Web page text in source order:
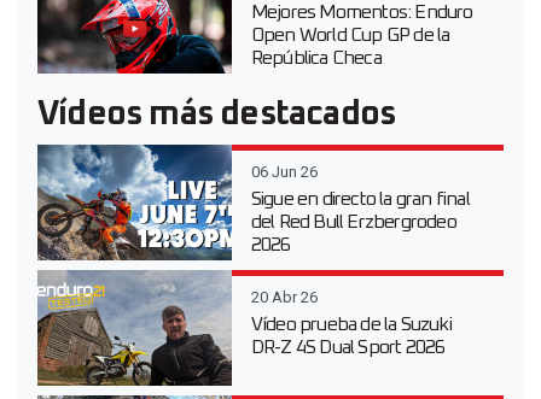
Mejores Momentos: Enduro
Open World Cup GP de la
República Checa
Vídeos más destacados
06 Jun 26
Sigue en directo la gran final
del Red Bull Erzbergrodeo
2026
20 Abr 26
Vídeo prueba de la Suzuki
DR-Z 4S Dual Sport 2026